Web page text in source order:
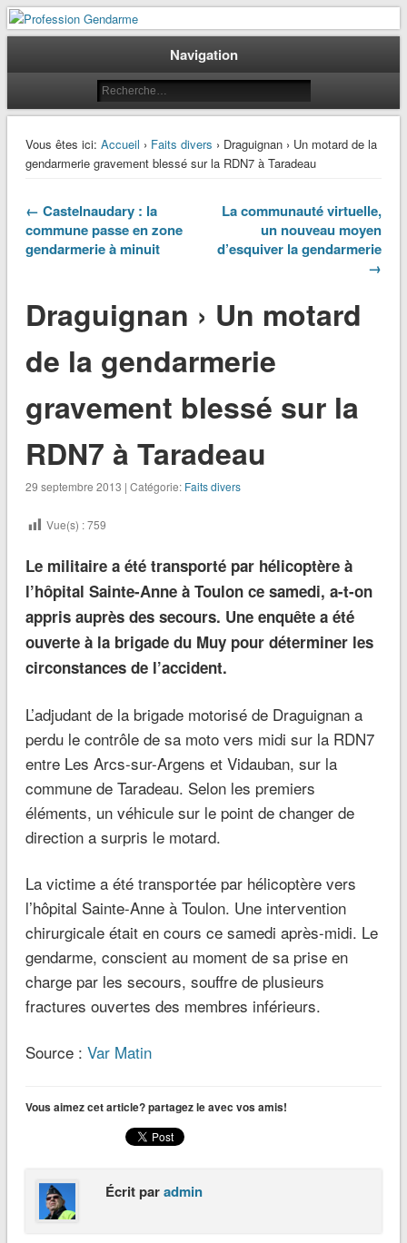
Profession Gendarme
Le journal des gendarmes
Navigation
Vous êtes ici: Accueil › Faits divers › Draguignan › Un motard de la
gendarmerie gravement blessé sur la RDN7 à Taradeau
← Castelnaudary : la
commune passe en zone
gendarmerie à minuit
La communauté virtuelle,
un nouveau moyen
d’esquiver la gendarmerie
→
Draguignan › Un motard
de la gendarmerie
gravement blessé sur la
RDN7 à Taradeau
29 septembre 2013 | Catégorie: Faits divers
Vue(s) :759
Le militaire a été transporté par hélicoptère à
l’hôpital Sainte-Anne à Toulon ce samedi, a-t-on
appris auprès des secours. Une enquête a été
ouverte à la brigade du Muy pour déterminer les
circonstances de l’accident.
L’adjudant de la brigade motorisé de Draguignan a
perdu le contrôle de sa moto vers midi sur la RDN7
entre Les Arcs-sur-Argens et Vidauban, sur la
commune de Taradeau. Selon les premiers
éléments, un véhicule sur le point de changer de
direction a surpris le motard.
La victime a été transportée par hélicoptère vers
l’hôpital Sainte-Anne à Toulon. Une intervention
chirurgicale était en cours ce samedi après-midi. Le
gendarme, conscient au moment de sa prise en
charge par les secours, souffre de plusieurs
fractures ouvertes des membres inférieurs.
Source : Var Matin
Vous aimez cet article? partagez le avec vos amis!
Écrit paradmin